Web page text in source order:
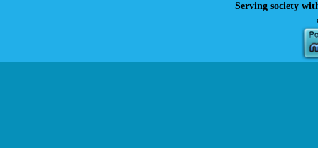
Serving society